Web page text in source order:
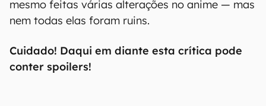
mesmo feitas várias alterações no anime — mas
nem todas elas foram ruins.
Cuidado! Daqui em diante esta crítica pode
conter spoilers!